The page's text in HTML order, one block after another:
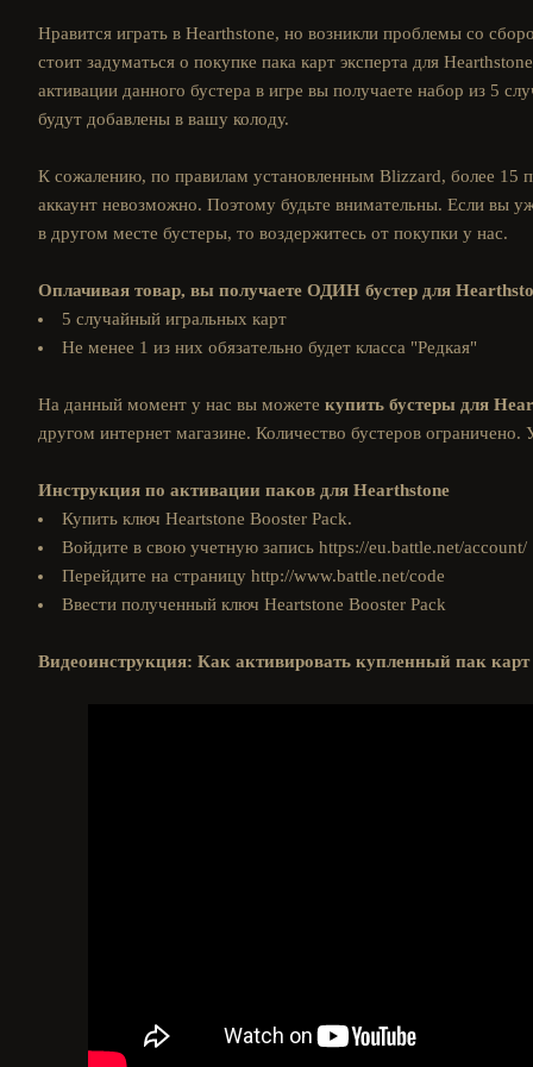
Нравится играть в Hearthstone, но возникли проблемы со
стоит задуматься о покупке пака карт эксперта для
активации данного бустера в игре вы получаете набор из 5
будут добавлены в вашу колоду.
К сожалению, по правилам установленным Blizzard, более 15
аккаунт невозможно. Поэтому будьте внимательны. Если вы
в другом месте бустеры, то воздержитесь от покупки у нас.
Оплачивая товар, вы получаете ОДИН бустер для
5 случайный игральных карт
Не менее 1 из них обязательно будет класса "Редкая"
На данный момент у нас вы можете купить бустеры для
другом интернет магазине. Количество бустеров ограничено.
Инструкция по активации паков для Hearthstone
Купить ключ Heartstone Booster Pack.
Войдите в свою учетную запись https://eu.battle.net/account/
Перейдите на страницу http://www.battle.net/code
Ввести полученный ключ Heartstone Booster Pack
Видеоинструкция: Как активировать купленный пак карт